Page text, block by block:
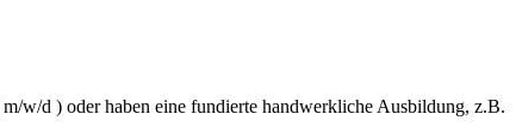
w/d ) oder haben eine fundierte handwerkliche Ausbildung, z.B.